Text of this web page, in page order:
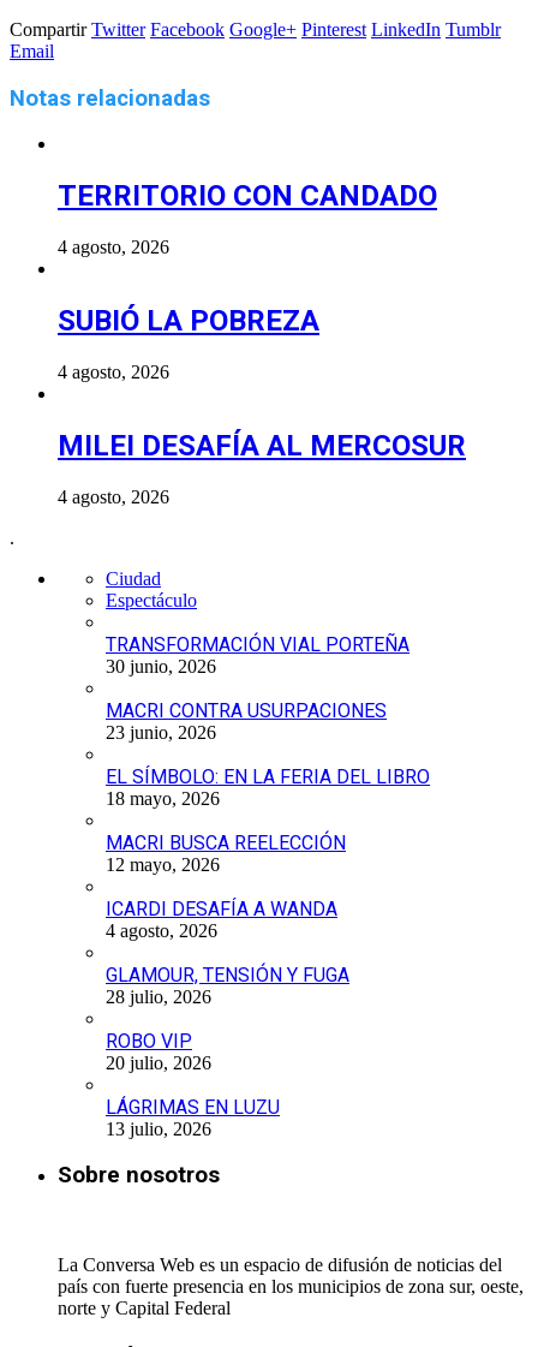
Compartir Twitter Facebook Google+ Pinterest LinkedIn Tumblr
Email
Notas relacionadas
TERRITORIO CON CANDADO
4 agosto, 2026
SUBIÓ LA POBREZA
4 agosto, 2026
MILEI DESAFÍA AL MERCOSUR
4 agosto, 2026
.
Ciudad
Espectáculo
TRANSFORMACIÓN VIAL PORTEÑA
30 junio, 2026
MACRI CONTRA USURPACIONES
23 junio, 2026
EL SÍMBOLO: EN LA FERIA DEL LIBRO
18 mayo, 2026
MACRI BUSCA REELECCIÓN
12 mayo, 2026
ICARDI DESAFÍA A WANDA
4 agosto, 2026
GLAMOUR, TENSIÓN Y FUGA
28 julio, 2026
ROBO VIP
20 julio, 2026
LÁGRIMAS EN LUZU
13 julio, 2026
Sobre nosotros
La Conversa Web es un espacio de difusión de noticias del
país con fuerte presencia en los municipios de zona sur, oeste,
norte y Capital Federal